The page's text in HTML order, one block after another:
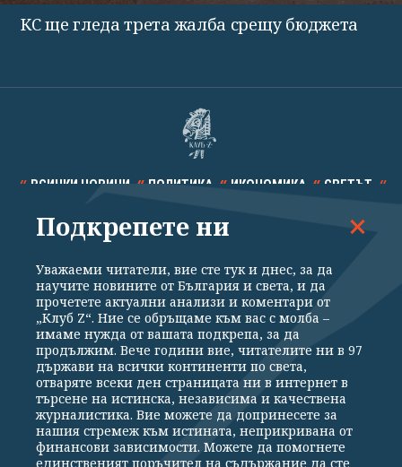
КС ще гледа трета жалба срещу бюджета
ВСИЧКИ НОВИНИ ПОЛИТИКА ИКОНОМИКА СВЕТЪТ
СПОРТ КУЛТУРА ТЕХНОЛОГИИ КАЛЕЙДОСКОП
Общи условия
Политика за поверителност
Реклама
Партньори Контакти
За Клуб Z
Екип
Подкрепете ни
Подкрепете ни
Уважаеми читатели, вие сте тук и днес, за да
научите новините от България и света, и да
прочетете актуални анализи и коментари от
„Клуб Z“. Ние се обръщаме към вас с молба –
имаме нужда от вашата подкрепа, за да
продължим. Вече години вие, читателите ни в 97
държави на всички континенти по света,
отваряте всеки ден страницата ни в интернет в
търсене на истинска, независима и качествена
журналистика. Вие можете да допринесете за
нашия стремеж към истината, неприкривана от
финансови зависимости. Можете да помогнете
единственият поръчител на съдържание да сте